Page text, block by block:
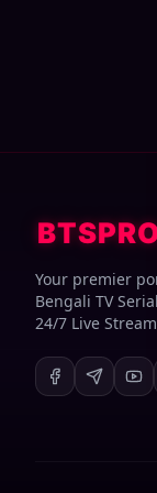
Your premier
Bengali TV
24/7 Live